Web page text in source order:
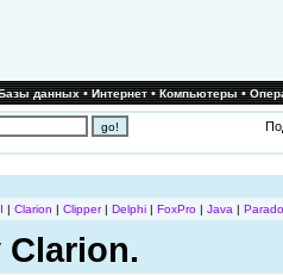
данных•Интернет•Компьютеры•
| Clarion | Clipper| Delphi| FoxPro| Java |
Clarion.